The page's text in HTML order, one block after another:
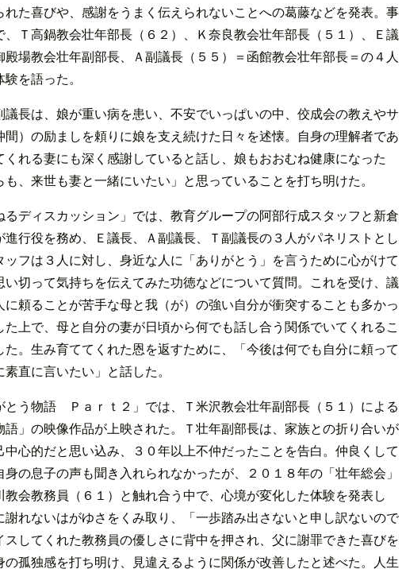
れた喜びや、感謝をうまく伝えられないことへの葛藤などを発表。事
、Ｔ高鍋教会壮年部長（６２）、Ｋ奈良教会壮年部長（５１）、Ｅ議
殿場教会壮年副部長、Ａ副議長（５５）＝函館教会壮年部長＝の４人
を語った。
議長は、娘が重い病を患い、不安でいっぱいの中、佼成会の教えやサ
間）の励ましを頼りに娘を支え続けた日々を述懐。自身の理解者であ
くれる妻にも深く感謝していると話し、娘もおおむね健康になった
、来世も妻と一緒にいたい」と思っていることを打ち明けた。
るディスカッション」では、教育グループの阿部行成スタッフと新倉
進行役を務め、Ｅ議長、Ａ副議長、Ｔ副議長の３人がパネリストとし
ッフは３人に対し、身近な人に「ありがとう」を言うために心がけて
い切って気持ちを伝えてみた功徳などについて質問。これを受け、議
に頼ることが苦手な母と我（が）の強い自分が衝突することも多かっ
た上で、母と自分の妻が日頃から何でも話し合う関係でいてくれるこ
た。生み育ててくれた恩を返すために、「今後は何でも自分に頼って
直に言いたい」と話した。
とう物語 Ｐａｒｔ２」では、Ｔ米沢教会壮年副部長（５１）による
語」の映像作品が上映された。Ｔ壮年副部長は、家族との折り合いが
中心的だと思い込み、３０年以上不仲だったことを告白。仲良くして
の息子の声も聞き入れられなかったが、２０１８年の「壮年総会」
教会教務員（６１）と触れ合う中で、心境が変化した体験を発表し
謝れないはがゆさをくみ取り、「一歩踏み出さないと申し訳ないので
スしてくれた教務員の優しさに背中を押され、父に謝罪できた喜びを
の孤独感を打ち明け、見違えるように関係が改善したと述べた。人生